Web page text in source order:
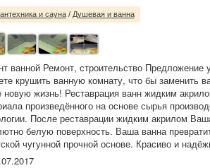
и сауна/ Душевая и ванна
ванной Ремонт, строительство
крушить ванную комнату, что бы заменить
новую жизнь! Реставрация ванн жидким
произведённого на основе сырья
После реставрации жидким акрилом
белую поверхность. Ваша ванна
чугунной прочной основе. Красиво и